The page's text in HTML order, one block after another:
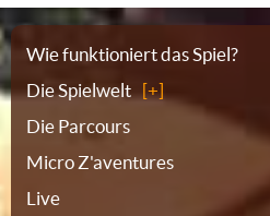
Sitemap
Wie funktioniert das Spiel?
Die Spielwelt
Die Parcours
Micro Z'aventures
Live